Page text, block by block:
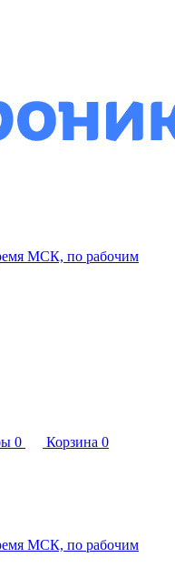
МСК, по рабочим
0 Корзина 0
МСК, по рабочим